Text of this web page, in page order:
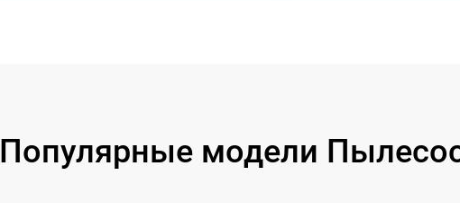
Популярные модели